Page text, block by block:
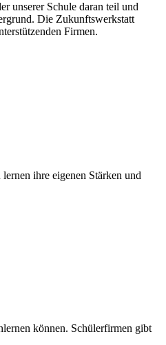
unserer Schule daran teil und
Die Zukunftswerkstatt
Firmen.
ihre eigenen Stärken und
können. Schülerfirmen gibt